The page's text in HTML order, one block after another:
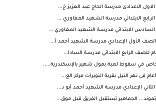
الاعدادى مدرسة الحاج عبد العزيز خ...
الابتدائي مدرسة الشهيد المغاوري ...
الابتدائي مدرسة الشهيد المغاوري ...
الأول الإعدادي مدرسة الشهيد أحمد أ...
للصف الرابع الابتدائي مدرسة السادا...
الإعدادي مدرسة الشهيد أحمد أبو د...
.. الجماهير تستقبل الفريق قبل موق...